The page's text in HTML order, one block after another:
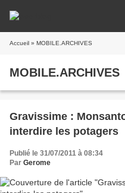
Accueil » MOBILE.ARCHIVES
MOBILE.ARCHIVES
Gravissime :
interdire les potagers
Publié le 31/07/2011 à 08:34
Par Gerome